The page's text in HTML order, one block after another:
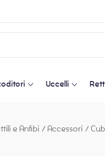
Uccelli
e Anfibi / Accessori /